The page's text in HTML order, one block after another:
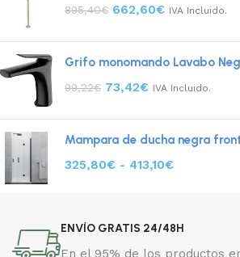
895,40€ 662,60€ IVA Incluido.
Grifo monomando Lavabo
99,22€ 73,42€ IVA Incluido.
Mampara de ducha negra
325,80€ - 413,10€
ENVÍO GRATIS 24/48H
En el 95% de los productos